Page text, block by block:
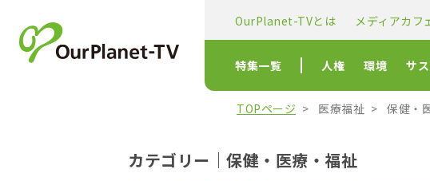
OurPlanet-TVとは メディアカフ
特集一覧 人権 環境 サ
TOPページ 医療福祉 保健・
カテゴリー｜保健・医療・福祉